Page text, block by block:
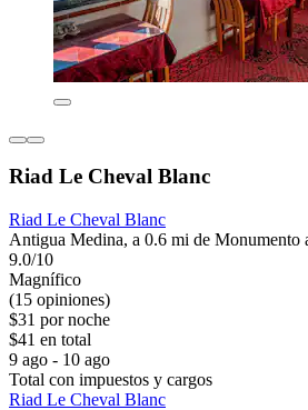
Riad Le Cheval Blanc
Riad Le Cheval Blanc
Antigua Medina, a 0.6 mi de Monumento
9.0/10
Magnífico
(15 opiniones)
$31 por noche
$41 en total
9 ago - 10 ago
Total con impuestos y cargos
Riad Le Cheval Blanc